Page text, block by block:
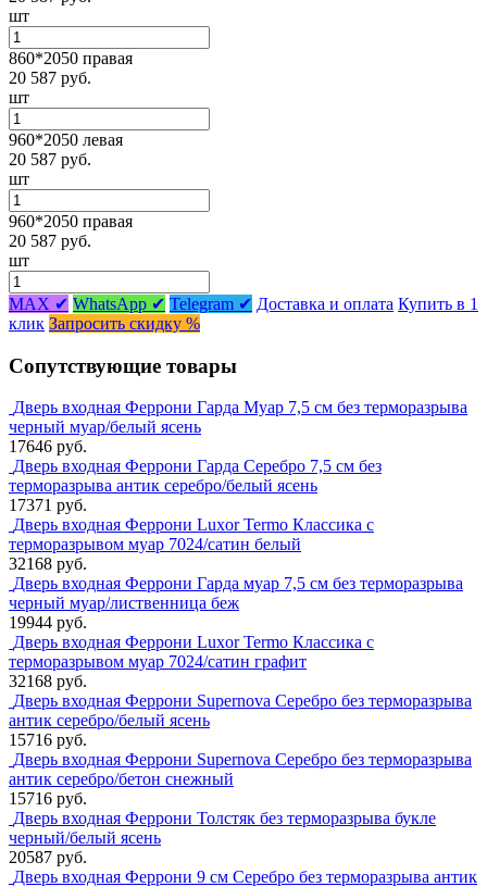
шт
860*2050 правая
20 587 руб.
шт
960*2050 левая
20 587 руб.
шт
960*2050 правая
20 587 руб.
шт
MAX ✔ WhatsApp ✔ Telegram ✔ Доставка и оплата Купить в 1
клик Запросить скидку %
Сопутствующие товары
Дверь входная Феррони Гарда Муар 7,5 см без терморазрыва
черный муар/белый ясень
17646 руб.
Дверь входная Феррони Гарда Серебро 7,5 см без
терморазрыва антик серебро/белый ясень
17371 руб.
Дверь входная Феррони Luxor Termo Классика с
терморазрывом муар 7024/сатин белый
32168 руб.
Дверь входная Феррони Гарда муар 7,5 см без терморазрыва
черный муар/лиственница беж
19944 руб.
Дверь входная Феррони Luxor Termo Классика с
терморазрывом муар 7024/сатин графит
32168 руб.
Дверь входная Феррони Supernova Серебро без терморазрыва
антик серебро/белый ясень
15716 руб.
Дверь входная Феррони Supernova Серебро без терморазрыва
антик серебро/бетон снежный
15716 руб.
Дверь входная Феррони Толстяк без терморазрыва букле
черный/белый ясень
20587 руб.
Дверь входная Феррони 9 см Серебро без терморазрыва антик